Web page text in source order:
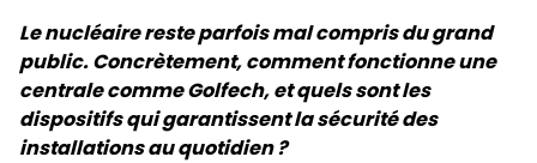
Le nucléaire reste parfois mal compris du grand
public. Concrètement, comment fonctionne une
centrale comme Golfech, et quels sont les
dispositifs qui garantissent la sécurité des
installations au quotidien ?